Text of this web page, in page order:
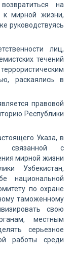
на
к мирной жизни,
руководствуясь
лиц,
течений
раскаялись в
правовой
Республики
Указа, в
связанной с
мирной жизни
Узбекистан,
национальной
по охране
таможенному
свою
местным
серьезное
работы среди